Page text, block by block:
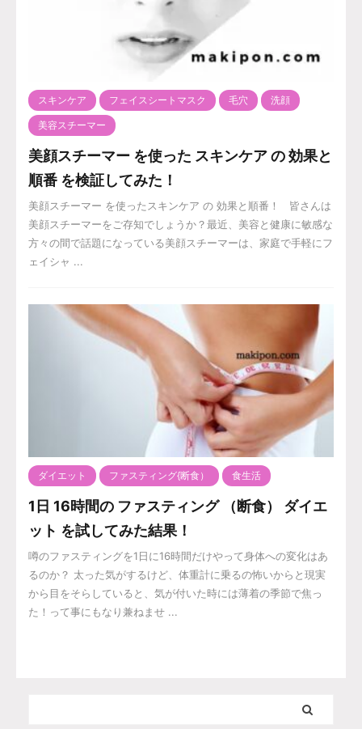
スキンケア フェイスシートマスク 毛穴 洗顔
美容スチーマー
美顔スチーマー を使った スキンケア の 効果と
順番 を検証してみた！
美顔スチーマー を使ったスキンケア の 効果と順番！ 皆さんは
美顔スチーマーをご存知でしょうか？最近、美容と健康に敏感な
方々の間で話題になっている美顔スチーマーは、家庭で手軽にフ
ェイシャ ...
ダイエット ファスティング{断食） 食生活
1日 16時間の ファスティング （断食） ダイエ
ット を試してみた結果！
噂のファスティングを1日に16時間だけやって身体への変化はあ
るのか？ 太った気がするけど、体重計に乗るの怖いからと現実
から目をそらしていると、気が付いた時には薄着の季節で焦っ
た！って事にもなり兼ねませ ...